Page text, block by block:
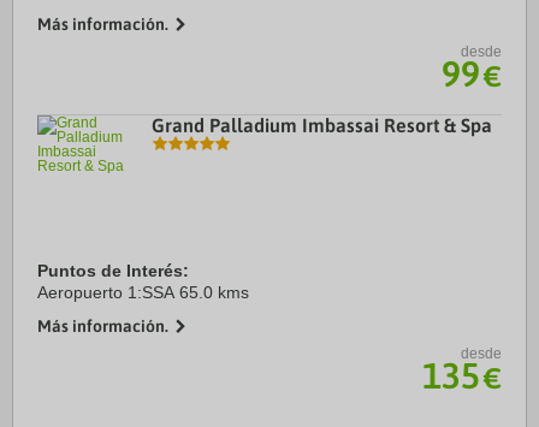
Más información.
desde
99€
Grand Palladium Imbassai Resort & Spa
Puntos de Interés:
Aeropuerto 1:SSA 65.0 kms
Más información.
desde
135€